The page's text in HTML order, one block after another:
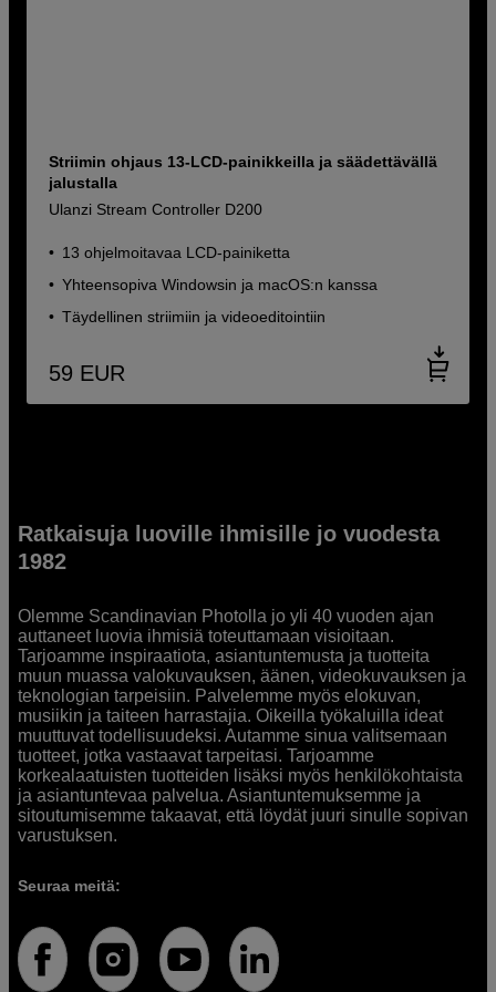
Striimin ohjaus 13-LCD-painikkeilla ja säädettävällä
jalustalla
Ulanzi Stream Controller D200
13 ohjelmoitavaa LCD-painiketta
Yhteensopiva Windowsin ja macOS:n kanssa
Täydellinen striimiin ja videoeditointiin
59 EUR
Ratkaisuja luoville ihmisille jo vuodesta
1982
Olemme Scandinavian Photolla jo yli 40 vuoden ajan
auttaneet luovia ihmisiä toteuttamaan visioitaan.
Tarjoamme inspiraatiota, asiantuntemusta ja tuotteita
muun muassa valokuvauksen, äänen, videokuvauksen ja
teknologian tarpeisiin. Palvelemme myös elokuvan,
musiikin ja taiteen harrastajia. Oikeilla työkaluilla ideat
muuttuvat todellisuudeksi. Autamme sinua valitsemaan
tuotteet, jotka vastaavat tarpeitasi. Tarjoamme
korkealaatuisten tuotteiden lisäksi myös henkilökohtaista
ja asiantuntevaa palvelua. Asiantuntemuksemme ja
sitoutumisemme takaavat, että löydät juuri sinulle sopivan
varustuksen.
Seuraa meitä: